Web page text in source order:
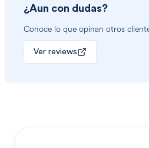
¿Aun con dudas?
Conoce lo que opinan otros
Ver reviews